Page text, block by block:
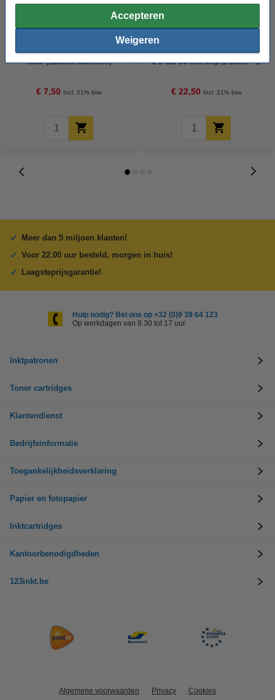
Accepteren
Weigeren
kleur (123inkt huismerk)
€ 7,50 Incl. 21% btw
2 x CLI-36 met chip (2 zwart + 2
€ 22,50 Incl. 21% btw
Meer dan 5 miljoen klanten!
Voor 22.00 uur besteld, morgen in huis!
Laagsteprijsgarantie!
Hulp nodig? Bel ons op +32 (0)9 39 64 123
Op werkdagen van 8.30 tot 17 uur
Inktpatronen
Toner cartridges
Klantendienst
Bedrijfsinformatie
Toegankelijkheidsverklaring
Papier en fotopapier
Inktcartridges
Kantoorbenodigdheden
123inkt.be
Algemene voorwaarden Privacy Cookies